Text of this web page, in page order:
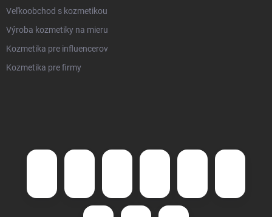
Veľkoobchod s kozmetikou
Výroba kozmetiky na mieru
Kozmetika pre influencerov
Kozmetika pre firmy